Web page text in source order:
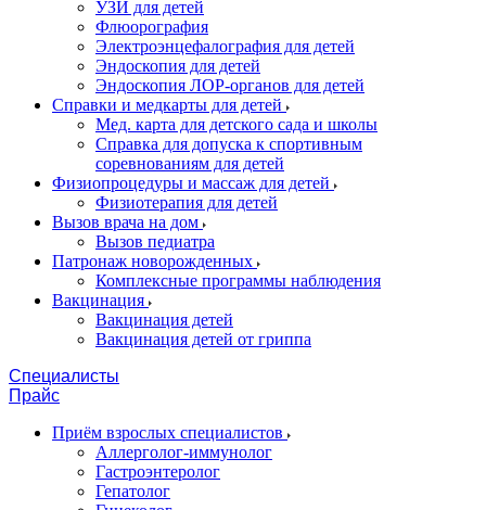
УЗИ для детей
Флюорография
Электроэнцефалография для детей
Эндоскопия для детей
Эндоскопия ЛОР-органов для детей
Справки и медкарты для детей
Мед. карта для детского сада и школы
Справка для допуска к спортивным
соревнованиям для детей
Физиопроцедуры и массаж для детей
Физиотерапия для детей
Вызов врача на дом
Вызов педиатра
Патронаж новорожденных
Комплексные программы наблюдения
Вакцинация
Вакцинация детей
Вакцинация детей от гриппа
Специалисты
Прайс
Приём взрослых специалистов
Аллерголог-иммунолог
Гастроэнтеролог
Гепатолог